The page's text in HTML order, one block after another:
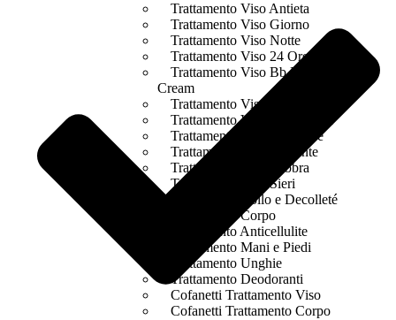
Trattamento Viso Antieta
Trattamento Viso Giorno
Trattamento Viso Notte
Trattamento Viso 24 Ore
Trattamento Viso Bb E Cc
Cream
Trattamento Viso Occhi
Trattamento Viso Detergenza
Trattamento Viso Maschere
Trattamento Viso Idratante
Trattamento Viso Labbra
Trattamento Viso Sieri
Trattamento Collo e Decolleté
Trattamento Corpo
Trattamento Anticellulite
Trattamento Mani e Piedi
Trattamento Unghie
Trattamento Deodoranti
Cofanetti Trattamento Viso
Cofanetti Trattamento Corpo